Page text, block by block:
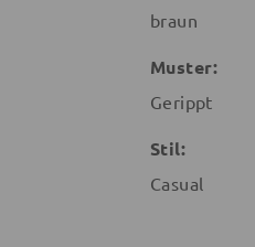
braun
Muster:
Gerippt
Stil:
Casual